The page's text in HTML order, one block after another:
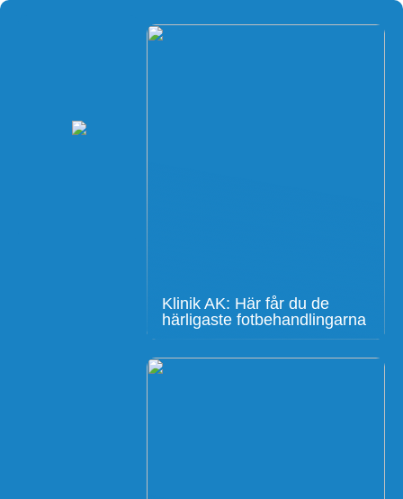
Klinik AK: Här får du de
härligaste fotbehandlingarna